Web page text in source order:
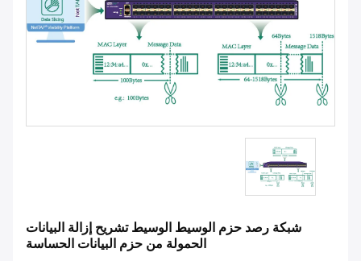
شبكة رصد حزم الوسيط الوسيط تشريح إزالة البيانات
الحمولة من حزم البيانات الحساسة